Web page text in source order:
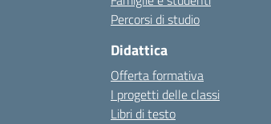
Percorsi di studio
Didattica
Offerta formativa
I progetti delle classi
Libri di testo